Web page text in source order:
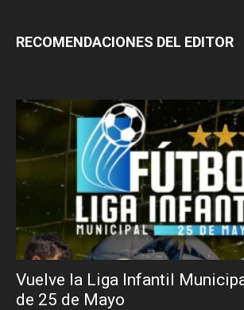
RECOMENDACIONES DEL EDITOR
Vuelve la Liga Infantil
de 25 de Mayo